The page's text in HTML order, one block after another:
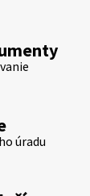
úradu